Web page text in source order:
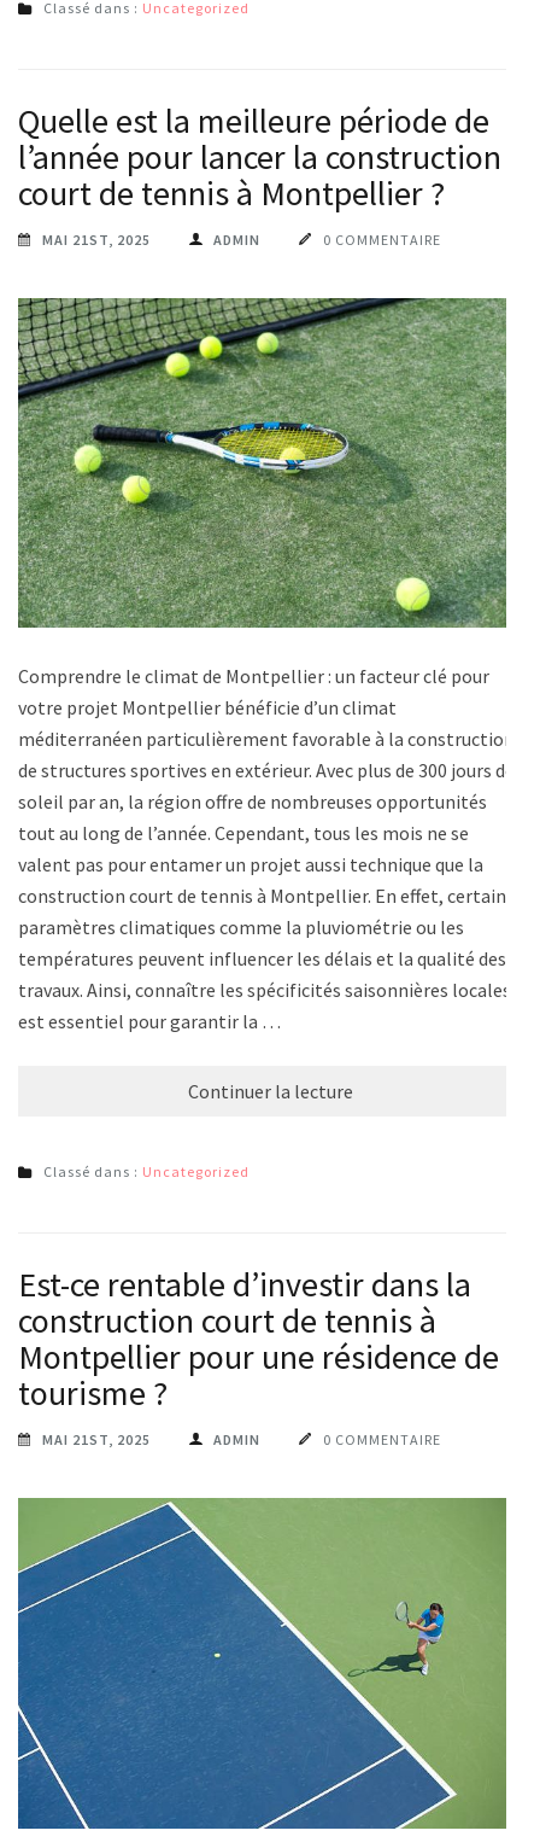
Classé dans : Uncategorized
Quelle est la meilleure période de
l’année pour lancer la construction
court de tennis à Montpellier ?
MAI 21ST, 2025 ADMIN 0 COMMENTAIRE
Comprendre le climat de Montpellier : un facteur clé pour
votre projet Montpellier bénéficie d’un climat
méditerranéen particulièrement favorable à la construction
de structures sportives en extérieur. Avec plus de 300 jours de
soleil par an, la région offre de nombreuses opportunités
tout au long de l’année. Cependant, tous les mois ne se
valent pas pour entamer un projet aussi technique que la
construction court de tennis à Montpellier. En effet, certains
paramètres climatiques comme la pluviométrie ou les
températures peuvent influencer les délais et la qualité des
travaux. Ainsi, connaître les spécificités saisonnières locales
est essentiel pour garantir la …
Continuer la lecture
Classé dans : Uncategorized
Est-ce rentable d’investir dans la
construction court de tennis à
Montpellier pour une résidence de
tourisme ?
MAI 21ST, 2025 ADMIN 0 COMMENTAIRE